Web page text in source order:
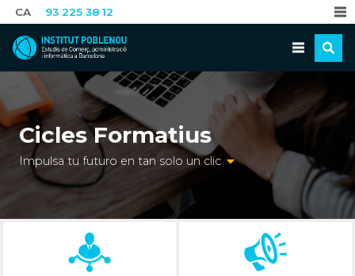
CA 93 225 38 12
Cicles Formatius
Impulsa tu futuro en tan solo un clic